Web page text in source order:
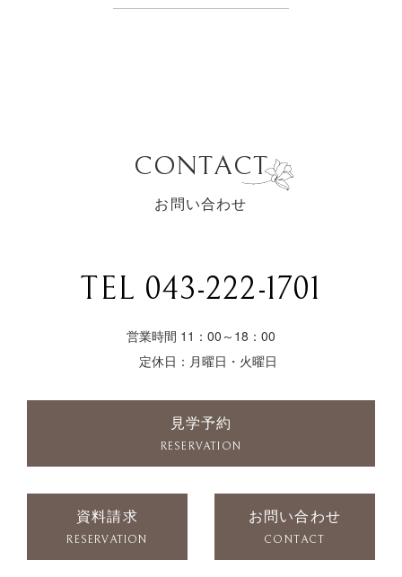
CONTACT
お問い合わせ
TEL 043-222-1701
営業時間 11：00～18：00
定休日：月曜日・火曜日
見学予約
RESERVATION
資料請求
RESERVATION
お問い合わせ
CONTACT